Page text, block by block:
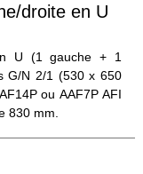
droite en U
U (1 gauche + 1
G/N 2/1 (530 x 650
ou AAF7P AFI
830 mm.